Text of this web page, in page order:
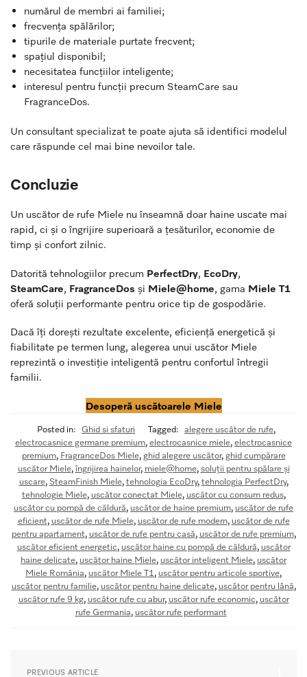
numărul de membri ai familiei;
frecvența spălărilor;
tipurile de materiale purtate frecvent;
spațiul disponibil;
necesitatea funcțiilor inteligente;
interesul pentru funcții precum SteamCare sau
FragranceDos.
Un consultant specializat te poate ajuta să identifici modelul
care răspunde cel mai bine nevoilor tale.
Concluzie
Un uscător de rufe Miele nu înseamnă doar haine uscate mai
rapid, ci și o îngrijire superioară a țesăturilor, economie de
timp și confort zilnic.
Datorită tehnologiilor precum PerfectDry, EcoDry,
SteamCare, FragranceDos și Miele@home, gama Miele T1
oferă soluții performante pentru orice tip de gospodărie.
Dacă îți dorești rezultate excelente, eficiență energetică și
fiabilitate pe termen lung, alegerea unui uscător Miele
reprezintă o investiție inteligentă pentru confortul întregii
familii.
Desoperă uscătoarele Miele
Posted in: Ghid si sfaturi Tagged: alegere uscător de rufe,
electrocasnice germane premium,electrocasnice miele,electrocasnice
premium, FragranceDos Miele, ghid alegere uscător, ghid cumpărare
uscător Miele,îngrijirea hainelor, miele@home,soluții pentru spălare și
uscare, SteamFinish Miele,tehnologia EcoDry,tehnologia PerfectDry,
tehnologie Miele, uscător conectat Miele, uscător cu consum redus,
uscător cu pompă de căldură, uscător de haine premium, uscător de rufe
eficient, uscător de rufe Miele, uscător de rufe modern, uscător de rufe
pentru apartament, uscător de rufe pentru casă, uscător de rufe premium,
uscător eficient energetic, uscător haine cu pompă de căldură, uscător
haine delicate, uscător haine Miele, uscător inteligent Miele, uscător
Miele România, uscător Miele T1 , uscător pentru articole sportive,
uscător pentru familie, uscător pentru haine delicate, uscător pentru lână,
uscător rufe 9 kg, uscător rufe cu abur, uscător rufe economic, uscător
rufe Germania, uscător rufe performant
PREVIOUS ARTICLE